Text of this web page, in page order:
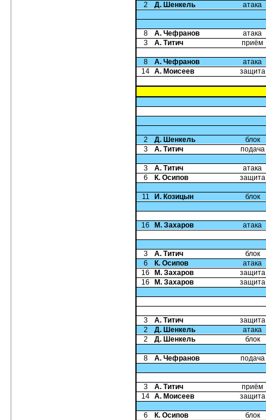
2
Д. Шенкель атака
8 А. Чефранов
атака
3
А. Титич приём
8 А. Чефранов
атака
14 А. Моисеев защита
2 Д. Шенкель
блок
3
А. Титич подача
3 А. Титич
атака
6
К. Осипов защита
11 И. Козицын блок
16 М. Захаров атака
3 А. Титич
блок
6
К. Осипов
атака
16
М. Захаров
защита
16
М. Захаров защита
3 А. Титич
защита
2
Д. Шенкель
атака
2
Д. Шенкель блок
8 А. Чефранов подача
3 А. Титич
приём
14 А. Моисеев защита
6 К. Осипов блок